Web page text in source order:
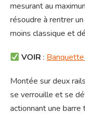
mesurant au
résoudre à rentrer
moins classique et
VOIR :
Montée sur deux
se verrouille et se
actionnant une